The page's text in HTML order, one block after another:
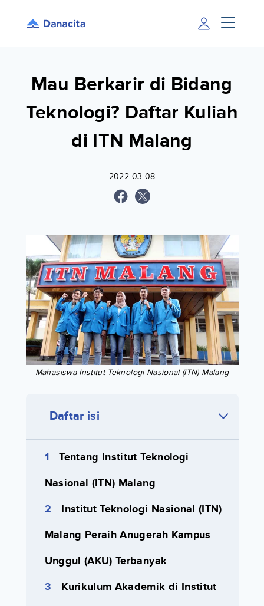
Mau Berkarir di Bidang
Teknologi? Daftar Kuliah
di ITN Malang
2022-03-08
Mahasiswa Institut Teknologi Nasional (ITN) Malang
Daftar isi
Tentang Institut Teknologi
Nasional (ITN) Malang
Institut Teknologi Nasional (ITN)
Malang Peraih Anugerah Kampus
Unggul (AKU) Terbanyak
Kurikulum Akademik di Institut